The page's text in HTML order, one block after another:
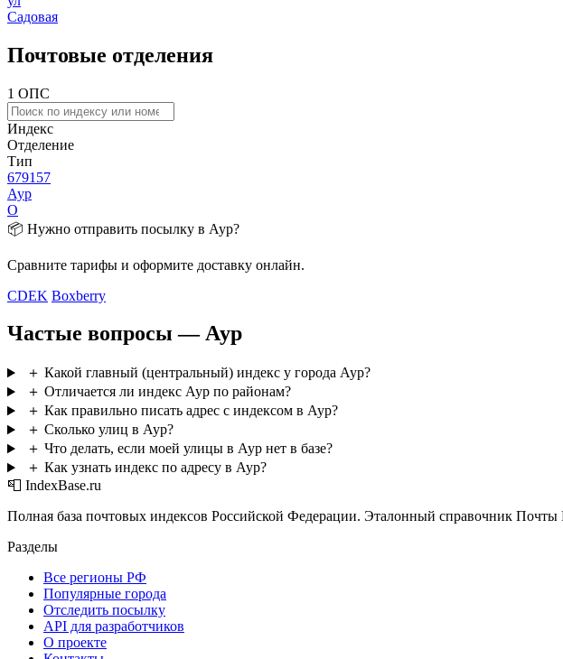
Садовая
Почтовые отделения
1 ОПС
Индекс
Отделение
Тип
679157
Аур
О
📦 Нужно отправить посылку в Аур?
Сравните тарифы и оформите доставку онлайн.
CDEK Boxberry
Частые вопросы — Аур
＋ Какой главный (центральный) индекс у города Аур?
＋ Отличается ли индекс Аур по районам?
＋ Как правильно писать адрес с индексом в Аур?
＋ Сколько улиц в Аур?
＋ Что делать, если моей улицы в Аур нет в базе?
＋ Как узнать индекс по адресу в Аур?
📮 IndexBase.ru
Полная база почтовых индексов Российской Федерации. Эталонный справочник Почты
Разделы
Все регионы РФ
Популярные города
Отследить посылку
API для разработчиков
О проекте